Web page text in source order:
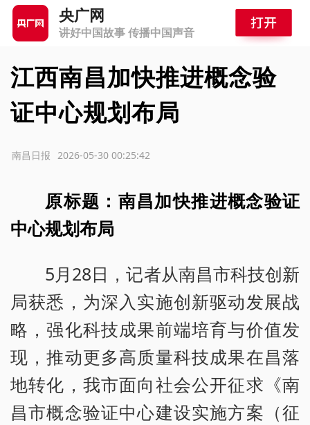
央广网
讲好中国故事 传播中国声音
江西南昌加快推进概念验
证中心规划布局
2026-05-30 00:25:42
南昌日报
原标题：南昌加快推进概念验证
中心规划布局
5月28日，记者从南昌市科技创新
局获悉，为深入实施创新驱动发展战
略，强化科技成果前端培育与价值发
现，推动更多高质量科技成果在昌落
地转化，我市面向社会公开征求《南
昌市概念验证中心建设实施方案（征